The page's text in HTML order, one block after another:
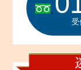
受